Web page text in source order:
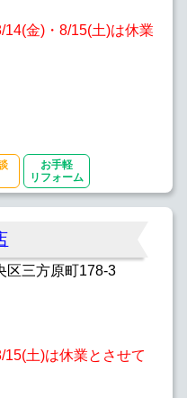
金)・8/15(土)は休業
お手軽
リフォーム
区三方原町178-3
土)は休業とさせて